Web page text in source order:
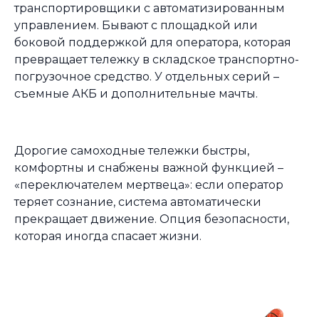
транспортировщики с автоматизированным
управлением. Бывают с площадкой или
боковой поддержкой для оператора, которая
превращает тележку в складское транспортно-
погрузочное средство. У отдельных серий –
съемные АКБ и дополнительные мачты.
Дорогие самоходные тележки быстры,
комфортны и снабжены важной функцией –
«переключателем мертвеца»: если оператор
теряет сознание, система автоматически
прекращает движение. Опция безопасности,
которая иногда спасает жизни.